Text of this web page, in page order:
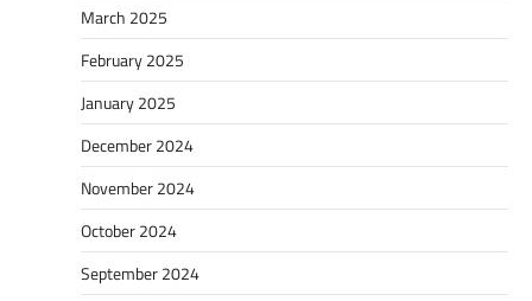
March 2025
February 2025
January 2025
December 2024
November 2024
October 2024
September 2024